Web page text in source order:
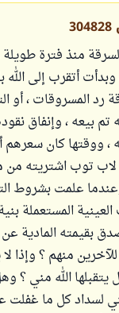
304828
منذ فترة
أتقرب إلى
رد المسروقات ، أو
تم بيعه ، وإنفاق
علمت بشروط
العينية المستعملة
بقيمته المادية
منهم ؟ وإذا
يتقبلها الله مني
لسداد كل ما